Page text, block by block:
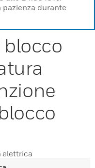
pazienza durante
elettrica